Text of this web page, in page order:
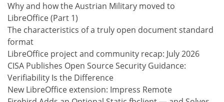
Why and how the Austrian Military moved to
LibreOffice (Part 1)
The characteristics of a truly open document standard
format
LibreOffice project and community recap: July 2026
CISA Publishes Open Source Security Guidance:
Verifiability Is the Difference
New LibreOffice extension: Impress Remote